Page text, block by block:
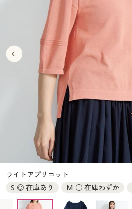
キッチン・雑貨・日用品
家具・収納
寝具・ベッド
カーテン・ラグ・ファブリック
美容・健康通販すべて
美容・健康・サプリメント
制服・スクール
制服・スクールすべて
制服・学生服
ジュニア・ティーンズ下着
大きいサイズ
大きいサイズ通販すべて
大きいサイズ レディース服
大きいサイズ レディース下着
大きいサイズ メンズ
大きいサイズ 事務・制服
バーゲン
バーゲンセール
シークレットセール
商品カテゴリ一覧
カタログ
カタログ・チラシからのご注文
デジタルカタログ
寝具・ベッド
カーテン・ラグ・ファブリック
美容・健康・サプリメント
制服・スクールすべて
制服・学生服
ジュニア・ティーンズ下着
大きいサイズ
大きいサイズ通販すべて
大きいサイズ レディース服
大きいサイズ レディース下着
大きいサイズ メンズ
大きいサイズ 事務・制服
バーゲン
バーゲンセール
シークレットセール
詳細検索
商品カテゴリ一覧
カタログ
カタログ・チラシからのご注文
デジタルカタログ
カタログ無料プレゼント
ライトアプリコット
S ◎ 在庫あり
M ○ 在庫わずか
LL × 完売
3L × 完売